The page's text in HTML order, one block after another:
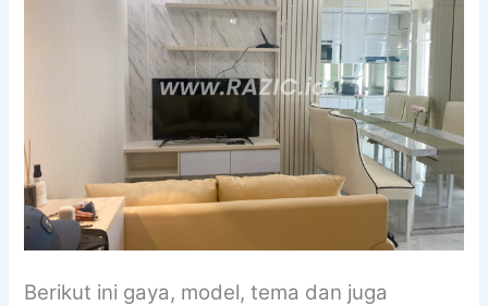
Berikut ini gaya, model, tema dan juga